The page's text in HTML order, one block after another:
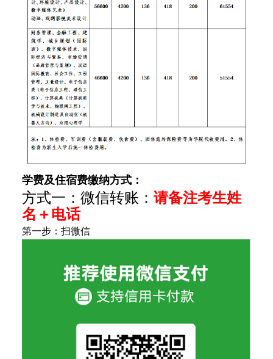
学费及住宿费缴纳方式：
方式一：微信转账： 请备注考生姓
名＋电话
第一步：扫微信